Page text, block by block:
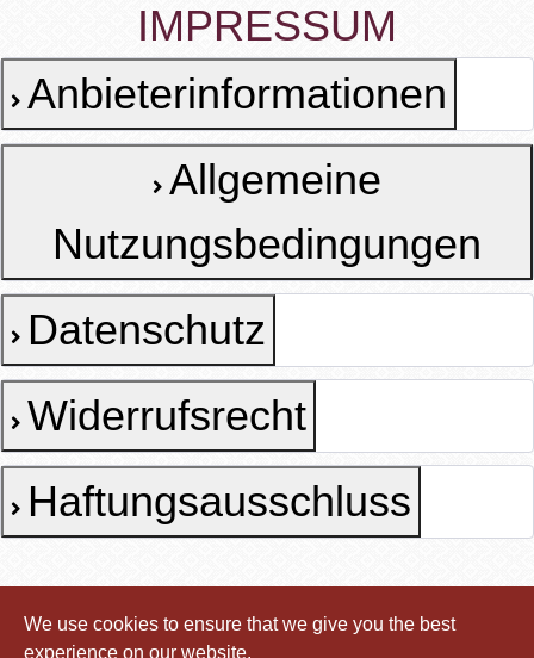
IMPRESSUM
Anbieterinformationen
Allgemeine
Nutzungsbedingungen
Datenschutz
Widerrufsrecht
Haftungsausschluss
We use cookies to ensure that we give you the best
experience on our website.